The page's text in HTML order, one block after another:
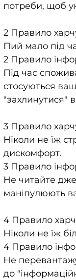
потреби, щоб
2 Правило
Пий мало під
2 Правило
Під час
стосуються
"захлинутися"
3 Правило
Ніколи не їж
дискомфорт.
3 Правило
Не читайте
маніпулюють
4 Правило
Ніколи не їж
4 Правило
Не
до